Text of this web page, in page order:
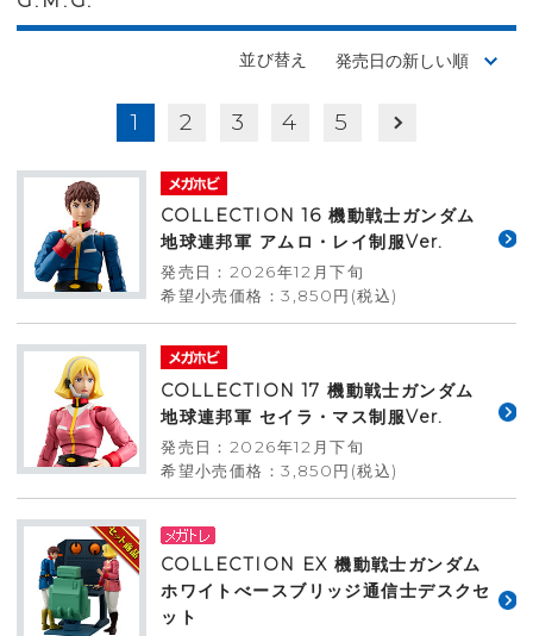
並び替え
1 2 3 4 5
COLLECTION 16 機動戦士ガンダム
地球連邦軍 アムロ・レイ制服Ver.
発売日：2026年12月下旬
希望小売価格：3,850円(税込)
COLLECTION 17 機動戦士ガンダム
地球連邦軍 セイラ・マス制服Ver.
発売日：2026年12月下旬
希望小売価格：3,850円(税込)
COLLECTION EX 機動戦士ガンダム
ホワイトべースブリッジ通信士デスクセ
ット